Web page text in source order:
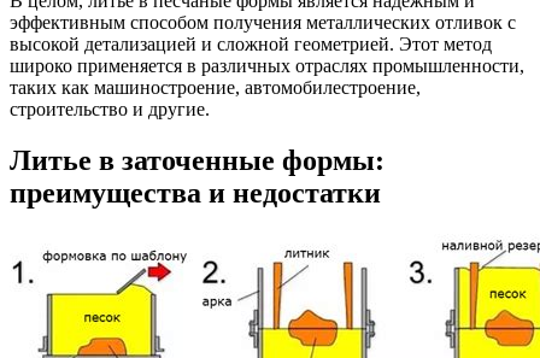
эффективным способом получения металлических отливок с
высокой детализацией и сложной геометрией. Этот метод
широко применяется в различных отраслях промышленности,
таких как машиностроение, автомобилестроение,
строительство и другие.
Литье в заточенные формы:
преимущества и недостатки